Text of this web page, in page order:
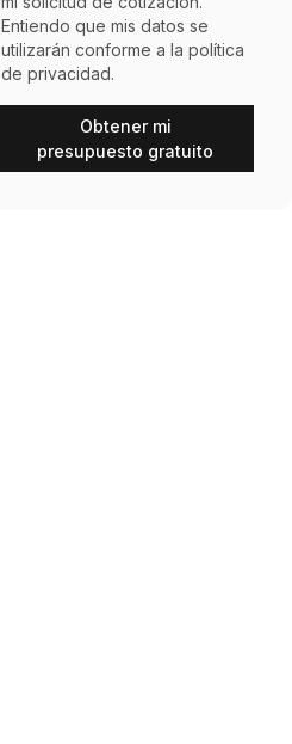
Entiendo que mis datos se
utilizarán conforme a la política
de privacidad.
Obtener mi
presupuesto gratuito